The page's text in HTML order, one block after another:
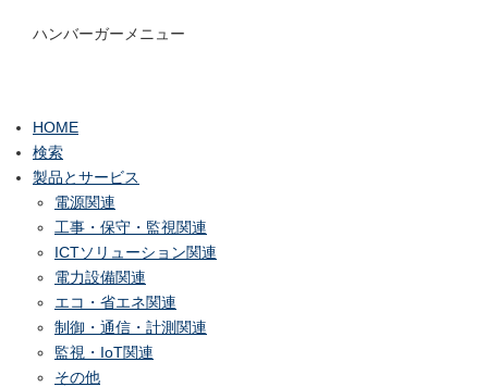
ハンバーガーメニュー
HOME
検索
製品とサービス
電源関連
工事・保守・監視関連
ICTソリューション関連
電力設備関連
エコ・省エネ関連
制御・通信・計測関連
監視・IoT関連
その他